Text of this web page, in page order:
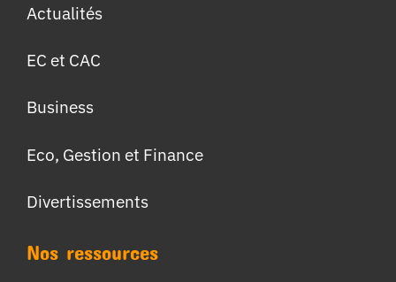
Actualités
EC et CAC
Business
Eco, Gestion et Finance
Divertissements
Nos ressources